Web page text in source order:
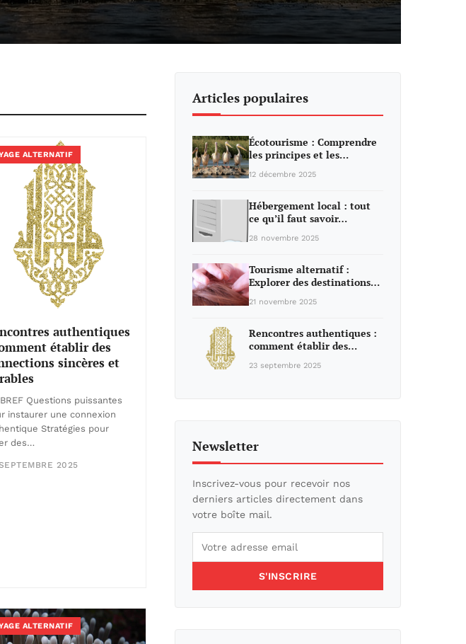
ALTERNATIF
authentiques
établir des
sincères et
Questions puissantes
instaurer une connexion
Stratégies pour
des…
2025
ALTERNATIF
Articles populaires
Écotourisme : Comprendre
les principes et les…
12 décembre 2025
Hébergement local : tout
ce qu’il faut savoir…
28 novembre 2025
Tourisme alternatif :
Explorer des destinations…
21 novembre 2025
Rencontres authentiques :
comment établir des…
23 septembre 2025
Newsletter
Inscrivez-vous pour recevoir nos
derniers articles directement dans
votre boîte mail.
S'INSCRIRE